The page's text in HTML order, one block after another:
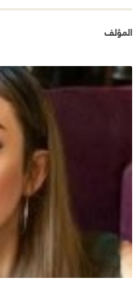
المجالات.
لقد أتت الثورة
القديمة لها، أستطيع
لم تُصبح بالشكل
نفسها، لا يزال بها
قامت بذكاء شديد
نهاية الرواية
سبعة سنوات، لا
الآمال، على
المؤلف